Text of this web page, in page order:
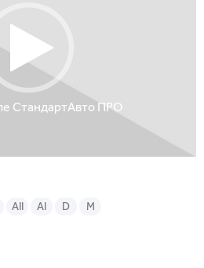
СтандартАвто ПРО
АII АI D M